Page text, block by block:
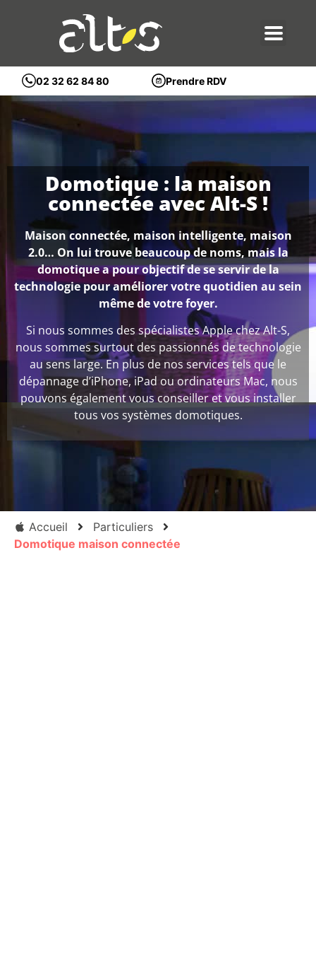
02 32 62 84 80 Prendre RDV
Domotique : la maison
connectée avec Alt-S !
Maison connectée, maison intelligente, maison
2.0… On lui trouve beaucoup de noms, mais la
domotique a pour objectif de se servir de la
technologie pour améliorer votre quotidien au sein
même de votre foyer.
Si nous sommes des spécialistes Apple chez Alt-S,
nous sommes surtout des passionnés de technologie
au sens large. En plus de nos services tels que le
dépannage d’iPhone, iPad ou ordinateurs Mac, nous
pouvons également vous conseiller et vous installer
tous vos systèmes domotiques.
Accueil
Particuliers
Domotique maison connectée